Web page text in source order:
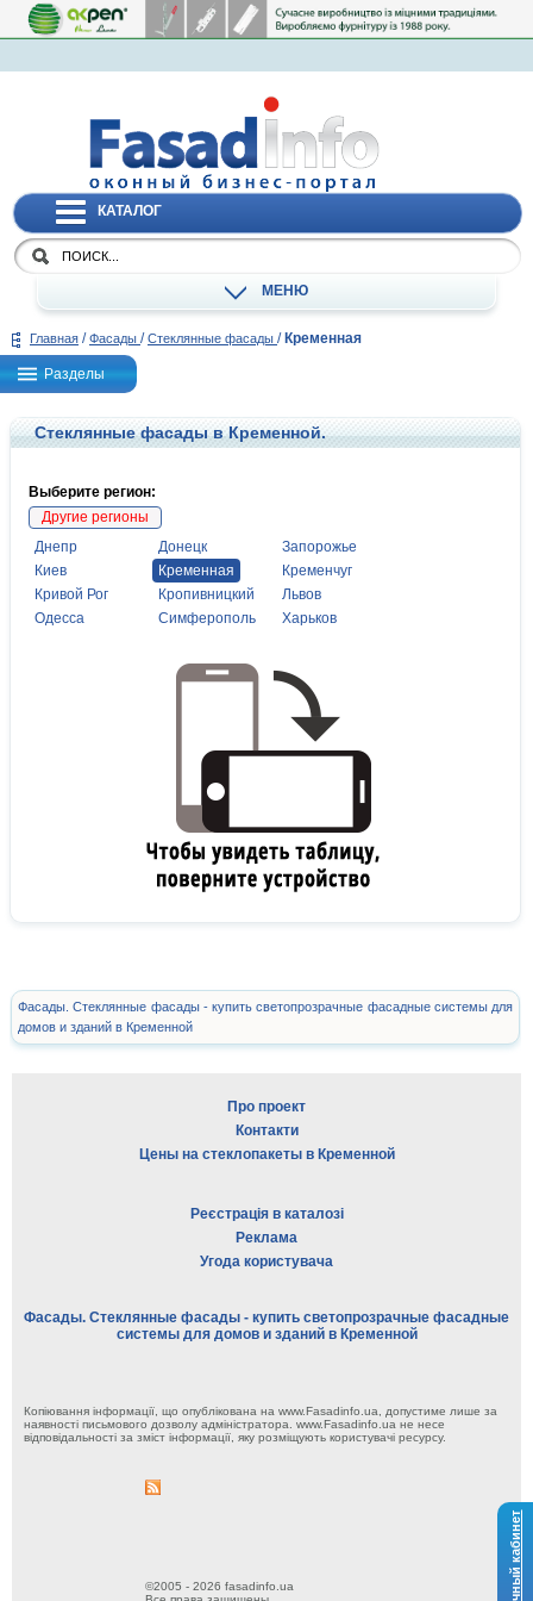
Личный кабинет
КАТАЛОГ
МЕНЮ
Главная / Фасады / Стеклянные фасады / Кременная
Разделы
Стеклянные фасады в Кременной.
Выберите регион:
Другие регионы
Днепр
Донецк
Запорожье
Киев
Кременная
Кременчуг
Кривой Рог
Кропивницкий
Львов
Одесса
Симферополь Харьков
Фасады. Стеклянные фасады - купить светопрозрачные фасадные системы для
домов и зданий в Кременной
Про проект
Контакти
Цены на стеклопакеты в Кременной
Реєстрація в каталозі
Реклама
Угода користувача
Фасады. Стеклянные фасады - купить светопрозрачные фасадные
системы для домов и зданий в Кременной
Копіювання інформації, що опублікована на www.Fasadinfo.ua, допустиме лише за
наявності письмового дозволу адміністратора. www.Fasadinfo.ua не несе
відповідальності за зміст інформації, яку розміщують користувачі ресурсу.
©2005 - 2026 fasadinfo.ua